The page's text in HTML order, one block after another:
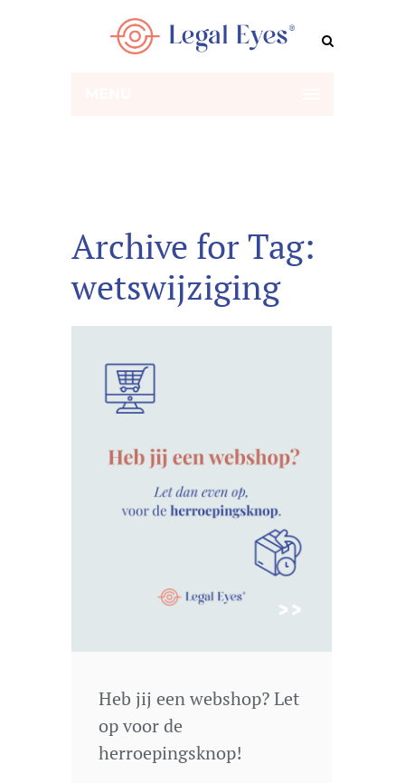
Archive for Tag:
wetswijziging
Heb jij een webshop? Let
op voor de
herroepingsknop!